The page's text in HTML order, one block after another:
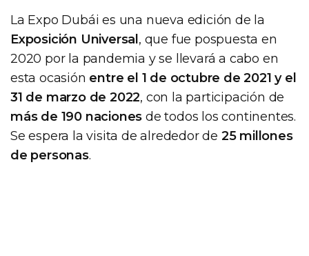
La Expo Dubái es una nueva edición de la
Exposición Universal , que fue pospuesta en
2020 por la pandemia y se llevará a cabo en
esta ocasión entre el 1 de octubre de 2021 y el
31 de marzo de 2022, con la participación de
más de 190 naciones de todos los continentes.
Se espera la visita de alrededor de 25 millones
de personas.